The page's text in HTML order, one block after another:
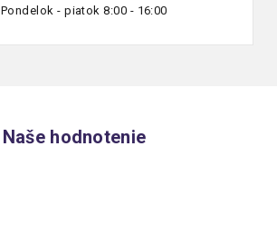
Pondelok - piatok 8:00 - 16:00
Naše hodnotenie